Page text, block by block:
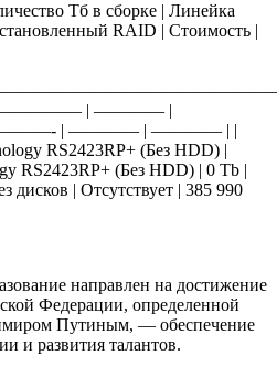
Тб в сборке | Линейка
RAID | Стоимость |
| ———— |
| ———— | ———— | |
|
RS2423RP+ (Без HDD) | 0 Tb |
дисков | Отсутствует | 385 990
направлен на достижение
Федерации, определенной
Путиным, — обеспечение
и развития талантов.